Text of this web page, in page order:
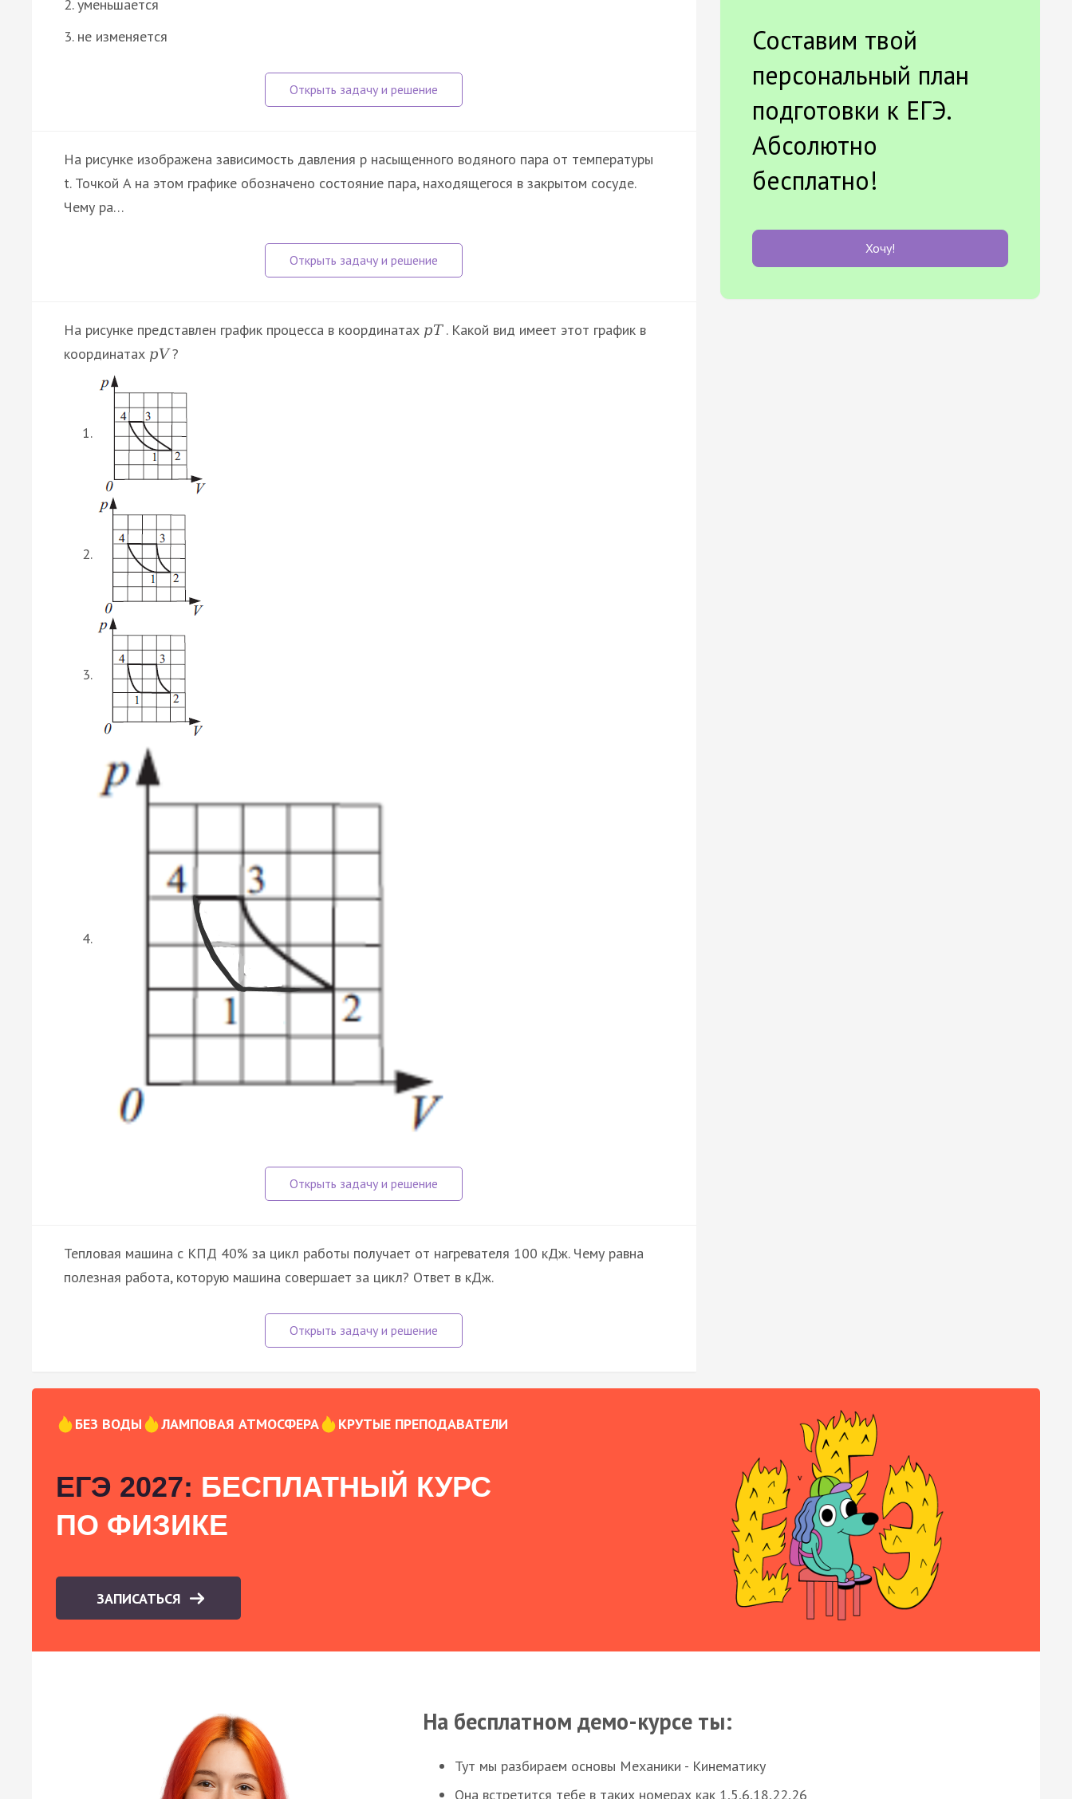
2. уменьшается
3. не изменяется
На рисунке изображена зависимость давления p насыщенного водяного пара от температуры
t. Точкой A на этом графике обозначено состояние пара, находящегося в закрытом сосуде.
Чему ра…
На рисунке представлен график процесса в координатах pT . Какой вид имеет этот график в
координатах pV?
Тепловая машина с КПД 40% за цикл работы получает от нагревателя 100 кДж. Чему равна
полезная работа, которую машина совершает за цикл? Ответ в кДж.
Составим твой
персональный план
подготовки к ЕГЭ.
Абсолютно
бесплатно!
Хочу!
БЕЗ ВОДЫ ЛАМПОВАЯ АТМОСФЕРА КРУТЫЕ ПРЕПОДАВАТЕЛИ
ЕГЭ 2027: БЕСПЛАТНЫЙ КУРС
ПО ФИЗИКЕ
ЗАПИСАТЬСЯ
На бесплатном демо-курсе ты:
Тут мы разбираем основы Механики - Кинематику
Она встретится тебе в таких номерах как 1,5,6,18,22,26